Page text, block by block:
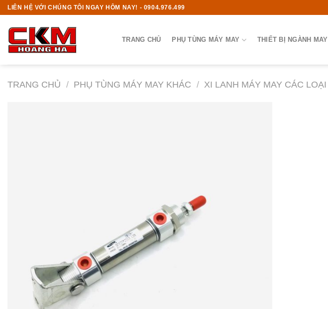
Skip
content
LIÊN HỆ VỚI CHÚNG TÔI NGAY HÔM NAY! - 0904.976.499
TRANG CHỦ PHỤ TÙNG MÁY MAY THIẾT BỊ NGÀNH MAY
TRANG CHỦ / PHỤ TÙNG MÁY MAY KHÁC / XI LANH MÁY MAY CÁC LOẠI